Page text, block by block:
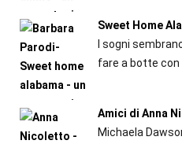
Sweet Home
I sogni
fare a botte con
Amici di Anna
Michaela